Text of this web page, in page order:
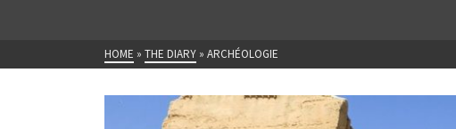
HOME » THE DIARY » ARCHÉOLOGIE